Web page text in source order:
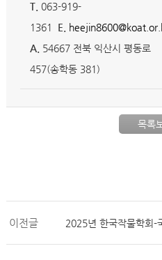
T. 063-919-
1361 E.
A. 54667 전북 익산시 평동로
457(송학동 381)
목록
이전글 2025년 한국작물학회-